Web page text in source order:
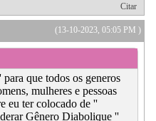
Citar
(13-10-2023, 05:05 PM )
que todos os generos
mulheres e pessoas
eu ter colocado de ''
Gênero Diabolique ''